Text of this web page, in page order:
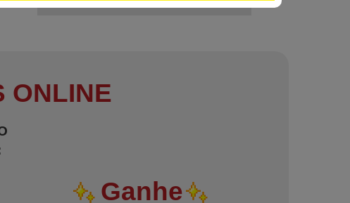
ONLINE
Ganhe